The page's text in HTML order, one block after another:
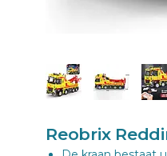
Reobrix